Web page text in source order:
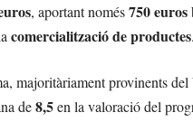
, aportant només750
comercialització de productes.
majoritàriament provinents
de8,5en la valoració del